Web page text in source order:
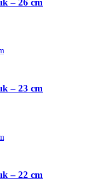
– 23 cm
– 22 cm